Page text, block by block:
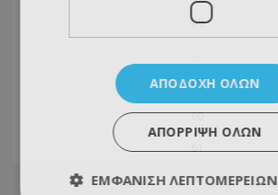
05
59
60
ΑΠΟΔΟΧΉ ΌΛΩΝ
ΑΠΌΡΡΙΨΗ ΌΛΩΝ
ΕΜΦΆΝΙΣΗ ΛΕΠΤΟΜΕΡΕΙΏΝ